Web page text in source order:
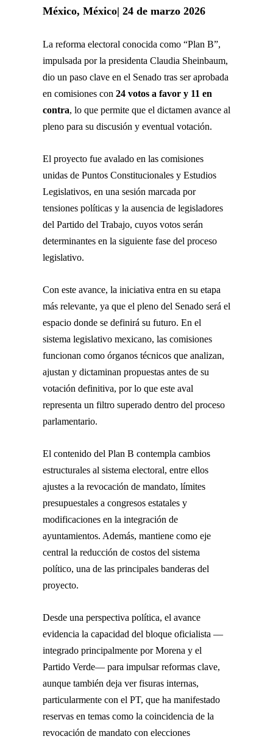
México, México| 24 de marzo 2026
La reforma electoral conocida como “Plan B”,
impulsada por la presidenta Claudia Sheinbaum,
dio un paso clave en el Senado tras ser aprobada
en comisiones con 24 votos a favor y 11 en
contra, lo que permite que el dictamen avance al
pleno para su discusión y eventual votación.
El proyecto fue avalado en las comisiones
unidas de Puntos Constitucionales y Estudios
Legislativos, en una sesión marcada por
tensiones políticas y la ausencia de legisladores
del Partido del Trabajo, cuyos votos serán
determinantes en la siguiente fase del proceso
legislativo.
Con este avance, la iniciativa entra en su etapa
más relevante, ya que el pleno del Senado será el
espacio donde se definirá su futuro. En el
sistema legislativo mexicano, las comisiones
funcionan como órganos técnicos que analizan,
ajustan y dictaminan propuestas antes de su
votación definitiva, por lo que este aval
representa un filtro superado dentro del proceso
parlamentario.
El contenido del Plan B contempla cambios
estructurales al sistema electoral, entre ellos
ajustes a la revocación de mandato, límites
presupuestales a congresos estatales y
modificaciones en la integración de
ayuntamientos. Además, mantiene como eje
central la reducción de costos del sistema
político, una de las principales banderas del
proyecto.
Desde una perspectiva política, el avance
evidencia la capacidad del bloque oficialista —
integrado principalmente por Morena y el
Partido Verde— para impulsar reformas clave,
aunque también deja ver fisuras internas,
particularmente con el PT, que ha manifestado
reservas en temas como la coincidencia de la
revocación de mandato con elecciones